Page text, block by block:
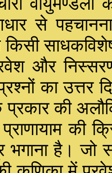
से
और
का उत्तर
की
की
भगाना है।